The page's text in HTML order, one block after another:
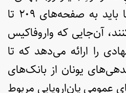
نوشت. خوانندگان شما باید به صفحه‌های ۲۰۹ تا
آن‌جایی که واروفاکیس
را ارائه می‌دهد که تا
یونان از بانک‌های
عمومیِ پان‌اروپایی مربوط